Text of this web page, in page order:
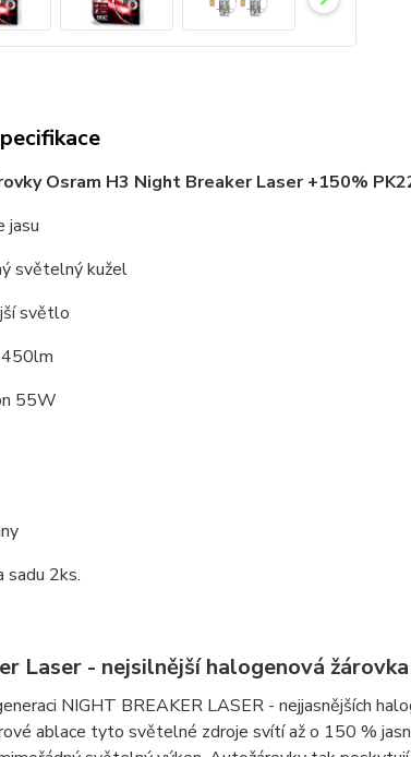
Osram H3 Night Breaker Laser +150%
jasu
světelný kužel
světlo
55W
sadu 2ks.
Laser - nejsilnější halogenová
NIGHT BREAKER LASER - nejjasnějších
ablace tyto světelné zdroje svítí až o 150 %